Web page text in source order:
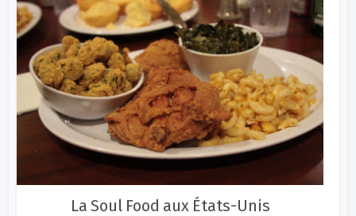
La Soul Food aux États-Unis